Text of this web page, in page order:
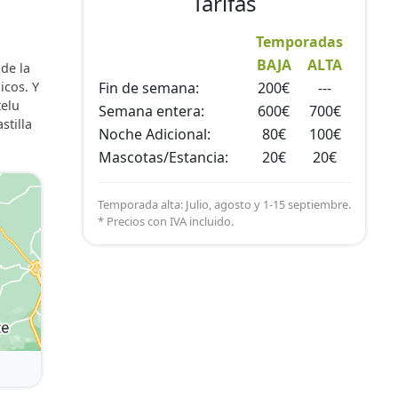
la
Y
Temporadas
BAJA
ALTA
Fin de semana:
200€
---
Semana entera:
600€
700€
Noche Adicional:
80€
100€
Mascotas/Estancia:
20€ 20€
Temporada alta: Julio, agosto y 1-15 septiembre.
* Precios con IVA incluido.